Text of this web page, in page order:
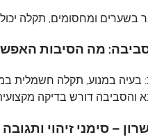
ומחסומים, תקלה
מה הסיבות
בעיה במנוע, תקלה חשמלית
והסביבה דורש בדיקה
– סימני זיהוי